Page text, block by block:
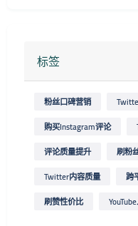
标签
粉丝口碑营销
购买Instagram评论
评论质量提升
刷粉
Twitter内容质量
跨
刷赞性价比